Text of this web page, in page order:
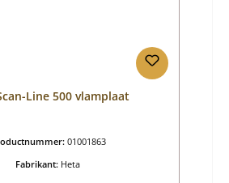
Line 500 vlamplaat
01001863
Fabrikant: Heta